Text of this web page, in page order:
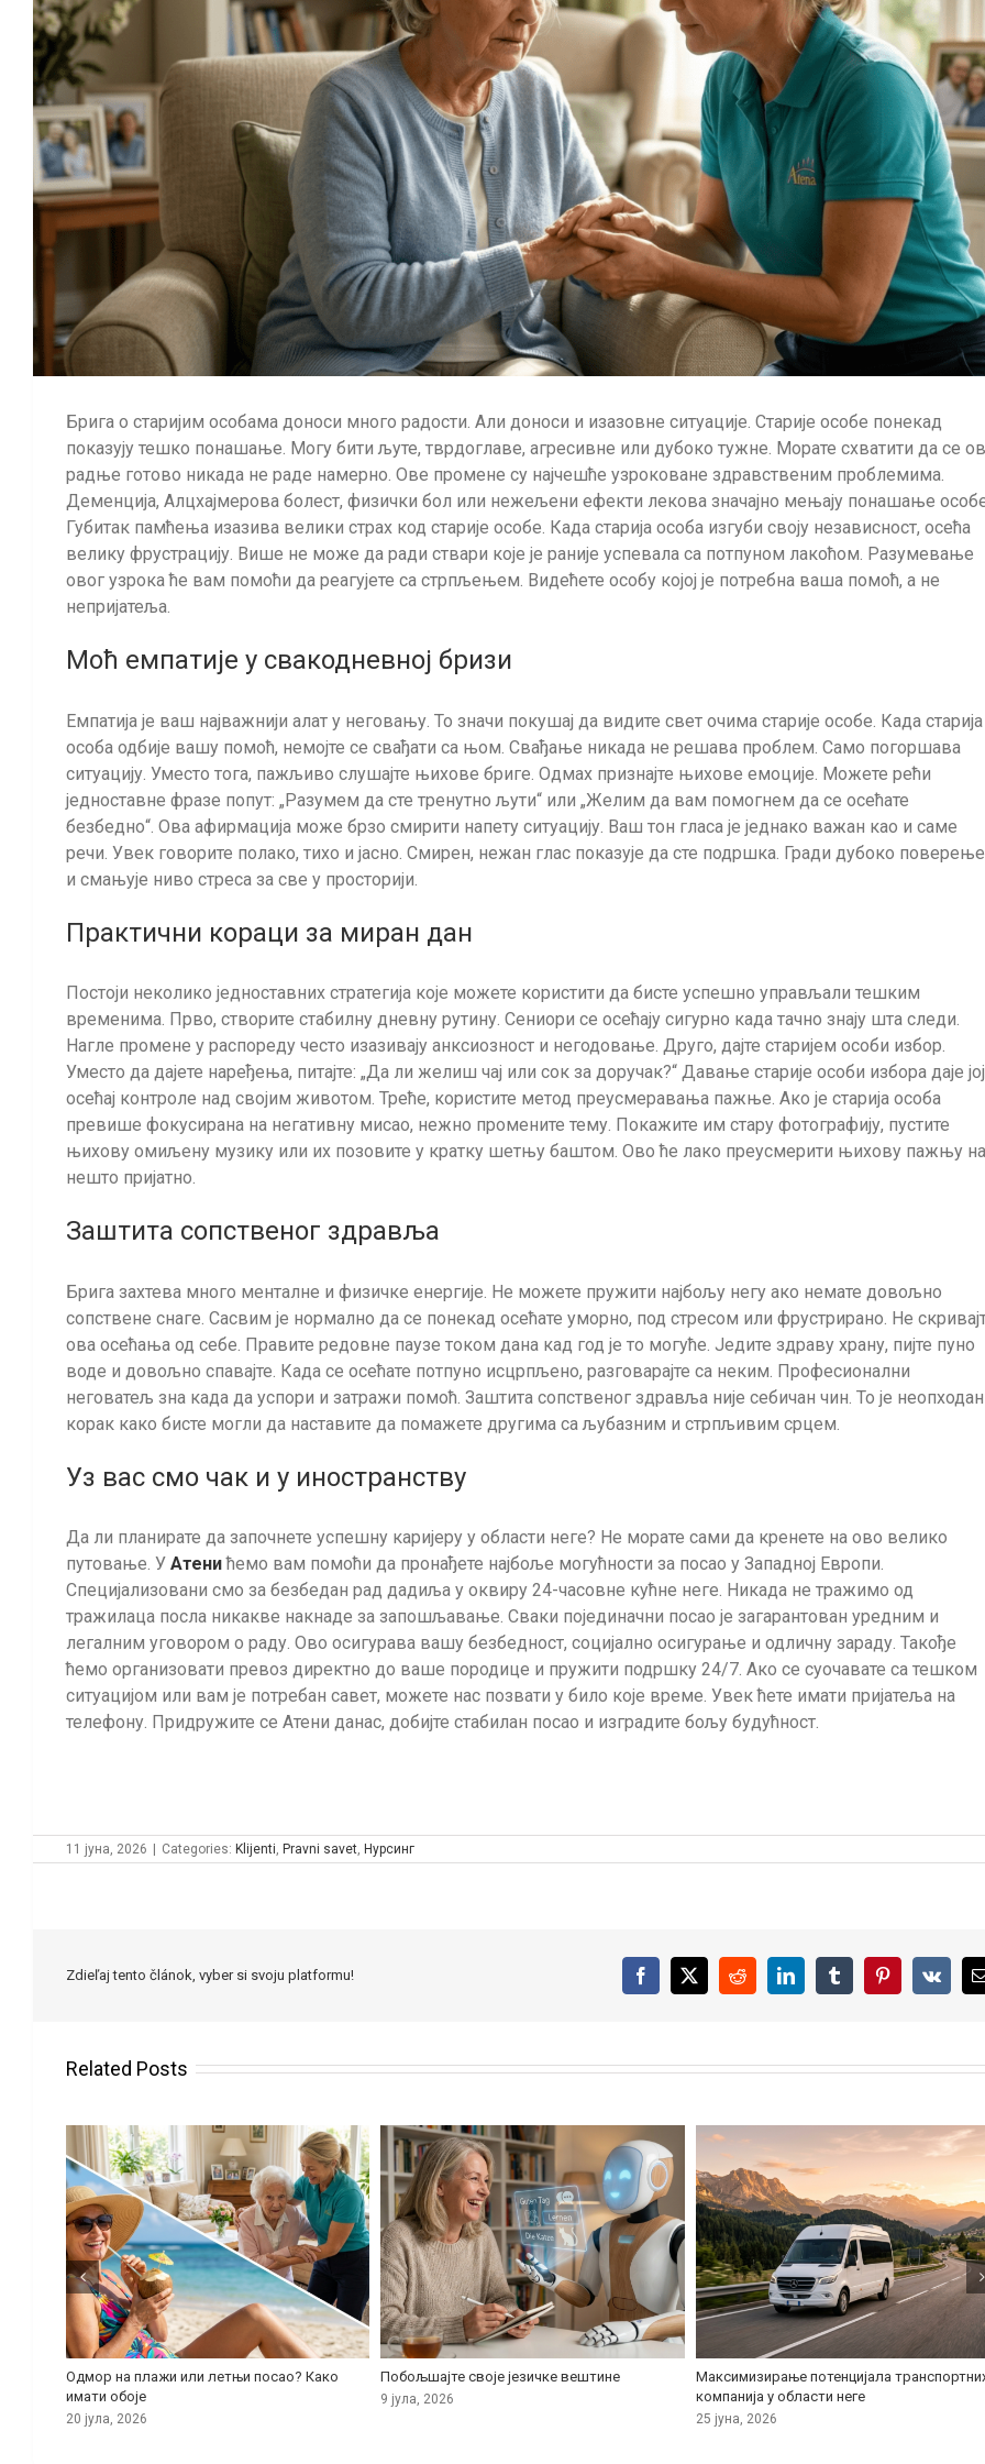
Брига о старијим особама доноси много радости. Али доноси и изазовне ситуације. Старије особе понекад
показују тешко понашање. Могу бити љуте, тврдоглаве, агресивне или дубоко тужне. Морате схватити да се
радње готово никада не раде намерно. Ове промене су најчешће узроковане здравственим проблемима.
Деменција, Алцхајмерова болест, физички бол или нежељени ефекти лекова значајно мењају понашање
Губитак памћења изазива велики страх код старије особе. Када старија особа изгуби своју независност, осећа
велику фрустрацију. Више не може да ради ствари које је раније успевала са потпуном лакоћом. Разумевање
овог узрока ће вам помоћи да реагујете са стрпљењем. Видећете особу којој је потребна ваша помоћ, а не
непријатеља.
Моћ емпатије у свакодневној бризи
Емпатија је ваш најважнији алат у неговању. То значи покушај да видите свет очима старије особе. Када старија
особа одбије вашу помоћ, немојте се свађати са њом. Свађање никада не решава проблем. Само погоршава
ситуацију. Уместо тога, пажљиво слушајте њихове бриге. Одмах признајте њихове емоције. Можете рећи
једноставне фразе попут: „Разумем да сте тренутно љути“ или „Желим да вам помогнем да се осећате
безбедно“. Ова афирмација може брзо смирити напету ситуацију. Ваш тон гласа је једнако важан као и саме
речи. Увек говорите полако, тихо и јасно. Смирен, нежан глас показује да сте подршка. Гради дубоко поверење
и смањује ниво стреса за све у просторији.
Практични кораци за миран дан
Постоји неколико једноставних стратегија које можете користити да бисте успешно управљали тешким
временима. Прво, створите стабилну дневну рутину. Сениори се осећају сигурно када тачно знају шта следи.
Нагле промене у распореду често изазивају анксиозност и негодовање. Друго, дајте старијем особи избор.
Уместо да дајете наређења, питајте: „Да ли желиш чај или сок за доручак?“ Давање старије особи избора даје јој
осећај контроле над својим животом. Треће, користите метод преусмеравања пажње. Ако је старија особа
превише фокусирана на негативну мисао, нежно промените тему. Покажите им стару фотографију, пустите
њихову омиљену музику или их позовите у кратку шетњу баштом. Ово ће лако преусмерити њихову пажњу на
нешто пријатно.
Заштита сопственог здравља
Брига захтева много менталне и физичке енергије. Не можете пружити најбољу негу ако немате довољно
сопствене снаге. Сасвим је нормално да се понекад осећате уморно, под стресом или фрустрирано. Не
ова осећања од себе. Правите редовне паузе током дана кад год је то могуће. Једите здраву храну, пијте пуно
воде и довољно спавајте. Када се осећате потпуно исцрпљено, разговарајте са неким. Професионални
неговатељ зна када да успори и затражи помоћ. Заштита сопственог здравља није себичан чин. То је неопходан
корак како бисте могли да наставите да помажете другима са љубазним и стрпљивим срцем.
Уз вас смо чак и у иностранству
Да ли планирате да започнете успешну каријеру у области неге? Не морате сами да кренете на ово велико
путовање. У Атенићемо вам помоћи да пронађете најбоље могућности за посао у Западној Европи.
Специјализовани смо за безбедан рад дадиља у оквиру 24-часовне кућне неге. Никада не тражимо од
тражилаца посла никакве накнаде за запошљавање. Сваки појединачни посао је загарантован уредним и
легалним уговором о раду. Ово осигурава вашу безбедност, социјално осигурање и одличну зараду. Такође
ћемо организовати превоз директно до ваше породице и пружити подршку 24/7. Ако се суочавате са тешком
ситуацијом или вам је потребан савет, можете нас позвати у било које време. Увек ћете имати пријатеља на
телефону. Придружите се Атени данас, добијте стабилан посао и изградите бољу будућност.
11 јуна, 2026 Categories: Klijenti, Pravni savet, Нурсинг
Zdieľaj tento článok, vyber si svoju platformu! Facebook
X RedditLinkedInTumblrPinterest
Vk
Related Posts
Одмор на плажи или летњи посао? Како
имати обоје
20 јула, 2026
Побољшајте своје језичке вештине
9 јула, 2026
Максимизирање потенцијала
компанија у области неге
25 јуна, 2026